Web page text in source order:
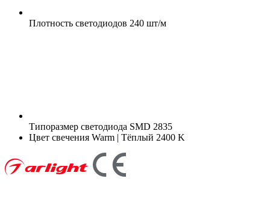
Плотность светодиодов 240 шт/м
Типоразмер светодиода SMD 2835
Цвет свечения Warm | Тёплый 2400 K